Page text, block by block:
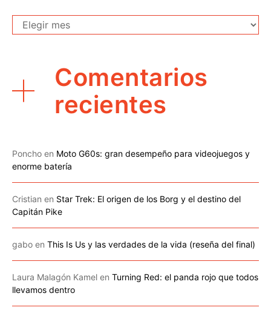
Archivo
Comentarios
recientes
Poncho en Moto G60s: gran desempeño para videojuegos y
enorme batería
Cristian en Star Trek: El origen de los Borg y el destino del
Capitán Pike
gabo en This Is Us y las verdades de la vida (reseña del final)
Laura Malagón Kamel en Turning Red: el panda rojo que todos
llevamos dentro